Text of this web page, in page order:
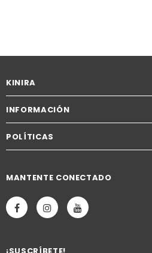
KINIRA
INFORMACIÓN
POLÍTICAS
MANTENTE CONECTADO